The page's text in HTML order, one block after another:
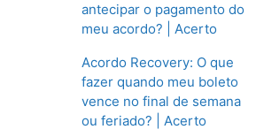
antecipar o pagamento do
meu acordo? | Acerto
Acordo Recovery: O que
fazer quando meu boleto
vence no final de semana
ou feriado? | Acerto